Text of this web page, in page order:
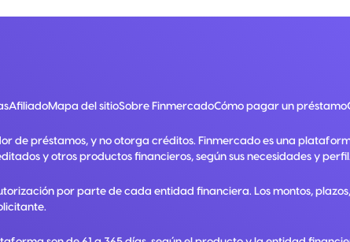
AfiliadoMapa del sitioSobre FinmercadoCómo pagar un préstamo
de préstamos, y no otorga créditos. Finmercado es una
y otros productos financieros, según sus necesidades y perfil.
por parte de cada entidad financiera. Los montos,